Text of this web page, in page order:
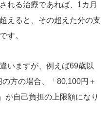
れる治療であれば、1カ月
えると、その超えた分の支
す。
いますが、例えば69歳以
方の場合、「80,100円＋
が自己負担の上限額になり